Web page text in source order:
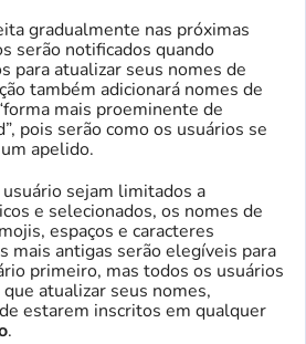
gradualmente nas próximas
serão notificados quando
para atualizar seus nomes de
também adicionará nomes de
mais proeminente de
pois serão como os usuários se
apelido.
sejam limitados a
e selecionados, os nomes de
espaços e caracteres
mais antigas serão elegíveis para
primeiro, mas todos os usuários
atualizar seus nomes,
estarem inscritos em qualquer
.